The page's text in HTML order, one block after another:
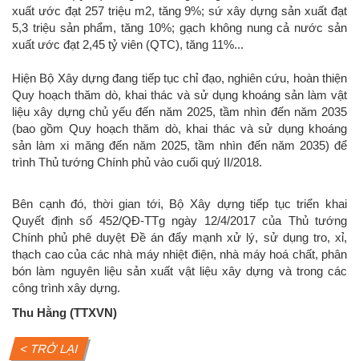
xuất ước đạt 257 triệu m2, tăng 9%; sứ xây dựng sản xuất đạt
5,3 triệu sản phẩm, tăng 10%; gạch không nung cả nước sản
xuất ước đạt 2,45 tỷ viên (QTC), tăng 11%...
Hiện Bộ Xây dựng đang tiếp tục chỉ đạo, nghiên cứu, hoàn thiện
Quy hoạch thăm dò, khai thác và sử dụng khoáng sản làm vật
liệu xây dựng chủ yếu đến năm 2025, tầm nhìn đến năm 2035
(bao gồm Quy hoạch thăm dò, khai thác và sử dụng khoáng
sản làm xi măng đến năm 2025, tầm nhìn đến năm 2035) để
trình Thủ tướng Chính phủ vào cuối quý II/2018.
Bên cạnh đó, thời gian tới, Bộ Xây dựng tiếp tục triển khai
Quyết định số 452/QĐ-TTg ngày 12/4/2017 của Thủ tướng
Chính phủ phê duyệt Đề án đẩy mạnh xử lý, sử dụng tro, xỉ,
thạch cao của các nhà máy nhiệt điện, nhà máy hoá chất, phân
bón làm nguyên liệu sản xuất vật liệu xây dựng và trong các
công trình xây dựng.
Thu Hằng (TTXVN)
< TRỞ LẠI